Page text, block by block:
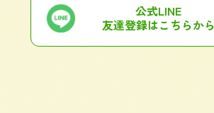
公式LINE
友達登録はこちらから